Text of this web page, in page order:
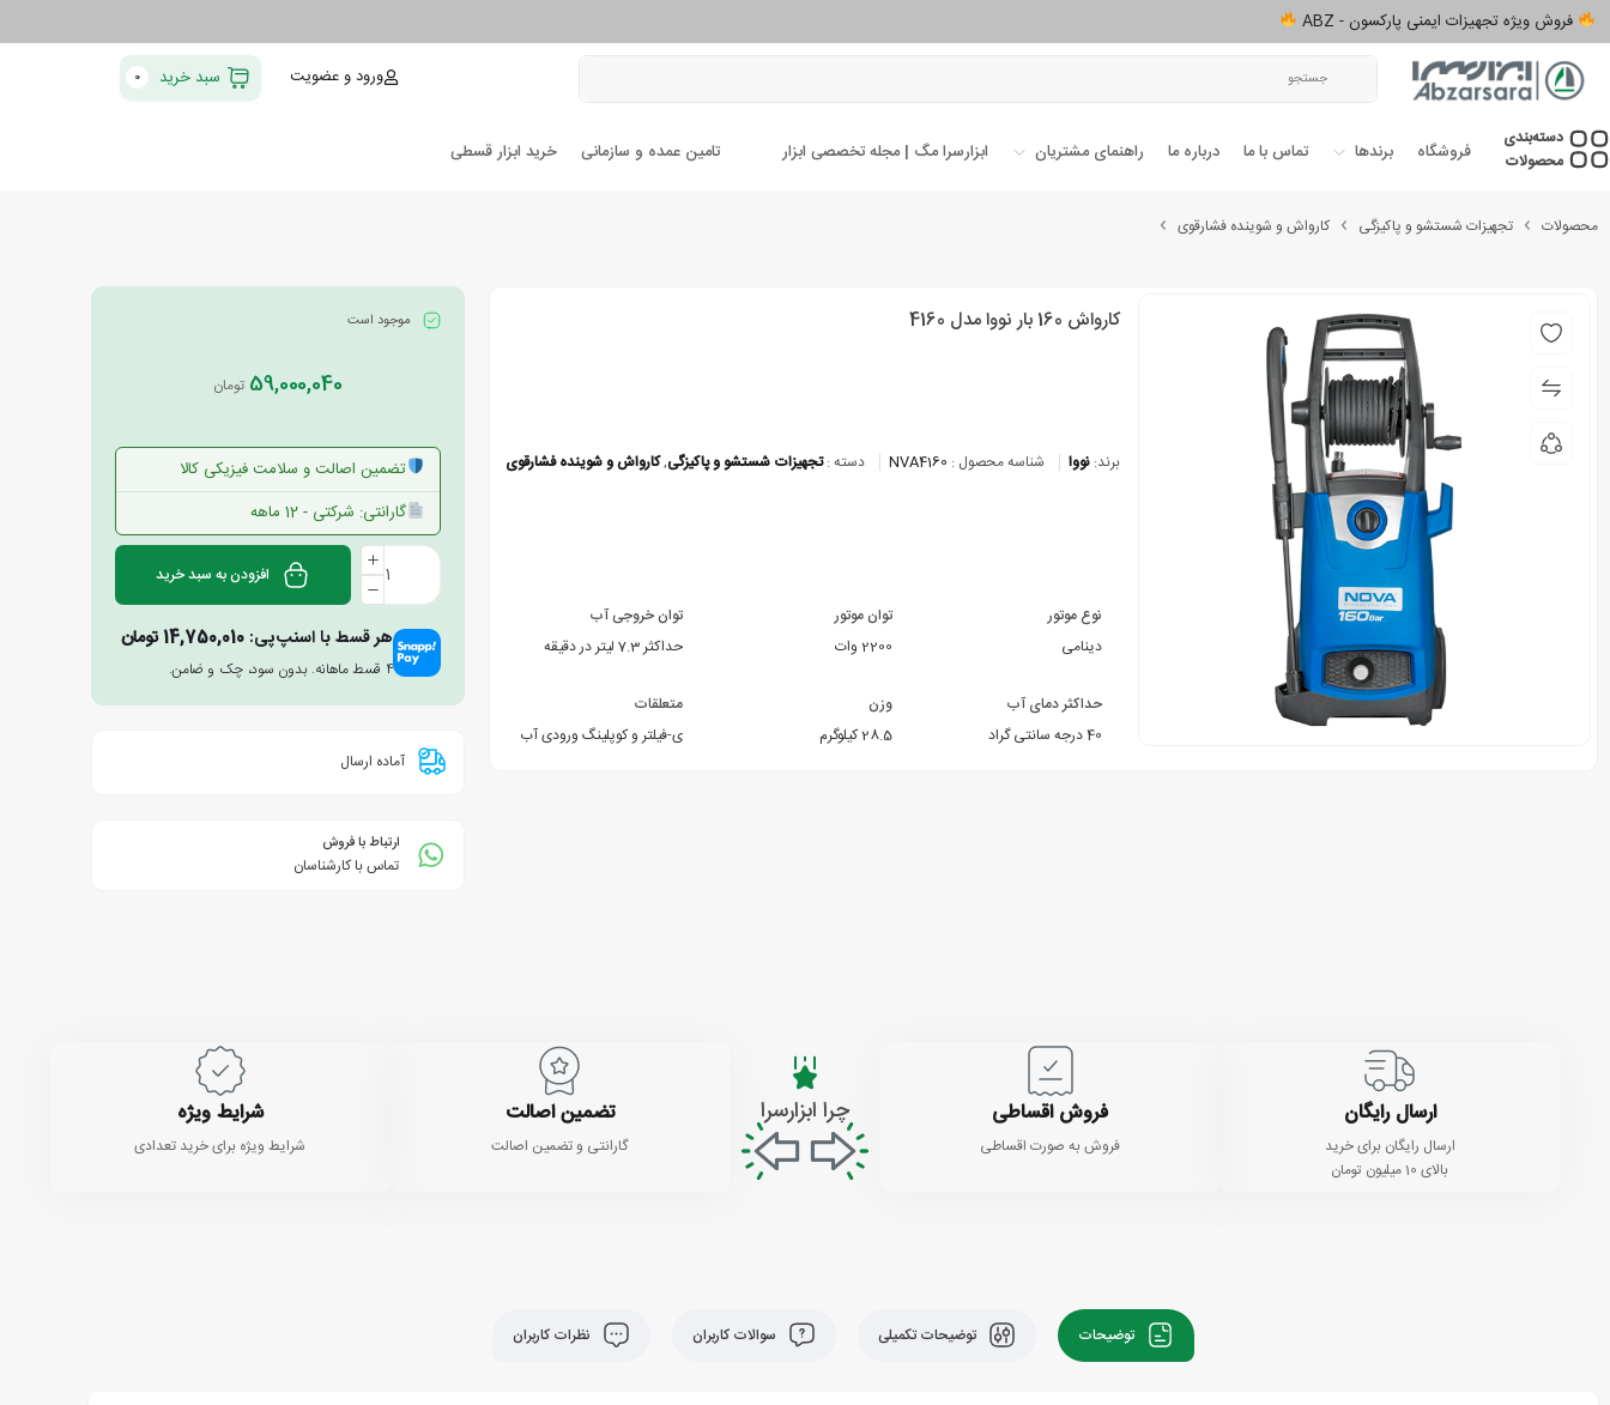
فروش ویژه تجهیزات ایمنی پارکسون - ABZ
ورود و عضویت سبد خرید 0
دسته‌بندی‌
محصولات
فروشگاه برندها تماس با ما درباره ما راهنمای مشتریان ابزارسرا مگ | مجله تخصصی ابزار تامین عمده و سازمانی خرید ابزار قسطی
محصولات تجهیزات شستشو و پاکیزگی کارواش و شوینده فشارقوی
کارواش 160 بار نووا مدل 4160
برند: نووا شناسه محصول : NVA4160 دسته :تجهیزات شستشو و پاکیزگی,کارواش و شوینده فشارقوی
نوع موتور
دینامی
توان موتور
2200 وات
توان خروجی آب
حداکثر 7.3 لیتر در دقیقه
حداکثر دمای آب
40 درجه سانتی گراد
وزن
28.5 کیلوگرم
متعلقات
لانس قابل تنظیم با لوله فلزی-توربولانس اضافی-فنگ با لوله فلزی-شلنگ 5 متری فشار قوی-فیلتر و کوپلینگ ورودی آب
موجود است
59,000,040 تومان
تضمین اصالت و سلامت فیزیکی کالا
گارانتی: شرکتی - 12 ماهه
افزودن به سبد خرید
هر قسط با اسنپ‌پی: 14,750,010تومان
۴ قسط ماهانه. بدون سود، چک و ضامن.
آماده ارسال
ارتباط با فروش
تماس با کارشناسان
ارسال رایگان
ارسال رایگان برای خرید
بالای 10 میلیون تومان
فروش اقساطی
فروش به صورت اقساطی
چرا ابزارسرا تضمین اصالت
گارانتی و تضمین اصالت
شرایط ویژه
شرایط ویژه برای خرید تعدادی
توضیحات توضیحات تکمیلی سوالات کاربران نظرات کاربران